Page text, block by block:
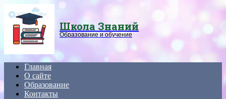
Школа Знаний
Образование и обучение
Главная
О сайте
Образование
Контакты